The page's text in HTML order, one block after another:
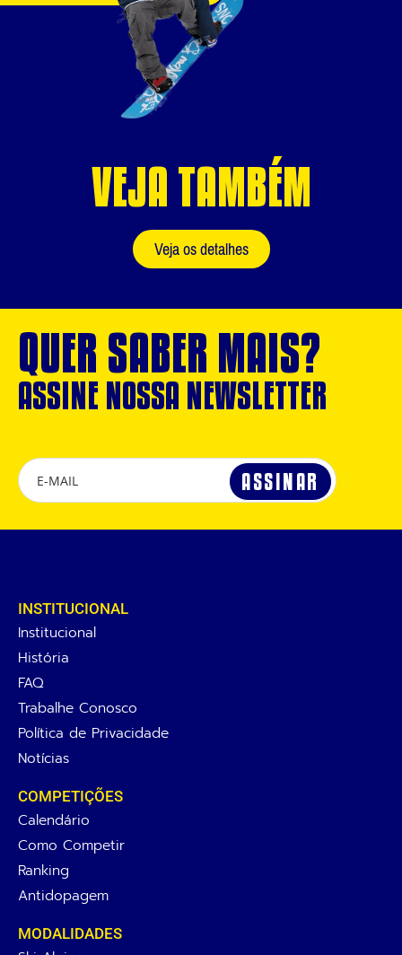
VEJA TAMBÉM
Veja os detalhes
QUER SABER MAIS?
ASSINE NOSSA NEWSLETTER
INSTITUCIONAL
Institucional
História
FAQ
Trabalhe Conosco
Política de Privacidade
Notícias
COMPETIÇÕES
Calendário
Como Competir
Ranking
Antidopagem
MODALIDADES